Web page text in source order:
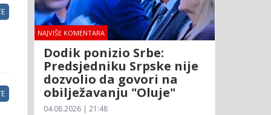
NAJVIŠE KOMENTARA
Dodik ponizio Srbe:
Predsjedniku Srpske nije
dozvolio da govori na
obilježavanju "Oluje"
04.08.2026 | 21:48